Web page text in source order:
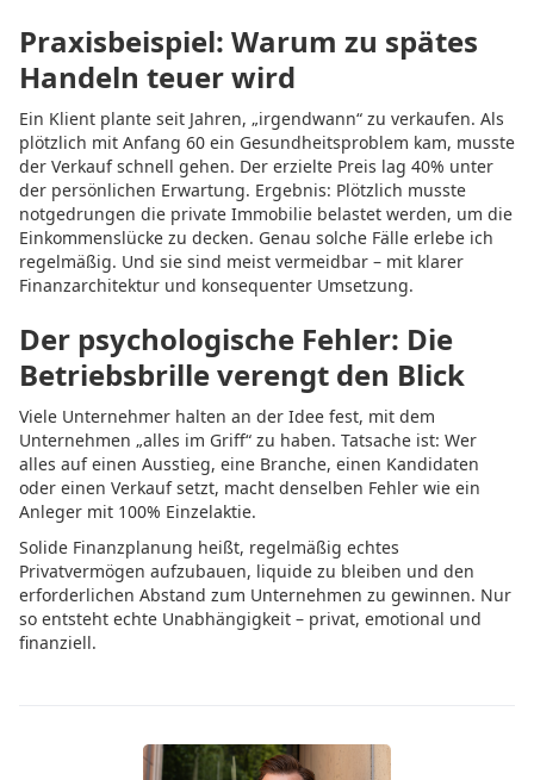
Praxisbeispiel: Warum zu spätes
Handeln teuer wird
Ein Klient plante seit Jahren, „irgendwann“ zu verkaufen. Als
plötzlich mit Anfang 60 ein Gesundheitsproblem kam, musste
der Verkauf schnell gehen. Der erzielte Preis lag 40% unter
der persönlichen Erwartung. Ergebnis: Plötzlich musste
notgedrungen die private Immobilie belastet werden, um die
Einkommenslücke zu decken. Genau solche Fälle erlebe ich
regelmäßig. Und sie sind meist vermeidbar – mit klarer
Finanzarchitektur und konsequenter Umsetzung.
Der psychologische Fehler: Die
Betriebsbrille verengt den Blick
Viele Unternehmer halten an der Idee fest, mit dem
Unternehmen „alles im Griff“ zu haben. Tatsache ist: Wer
alles auf einen Ausstieg, eine Branche, einen Kandidaten
oder einen Verkauf setzt, macht denselben Fehler wie ein
Anleger mit 100% Einzelaktie.
Solide Finanzplanung heißt, regelmäßig echtes
Privatvermögen aufzubauen, liquide zu bleiben und den
erforderlichen Abstand zum Unternehmen zu gewinnen. Nur
so entsteht echte Unabhängigkeit – privat, emotional und
finanziell.